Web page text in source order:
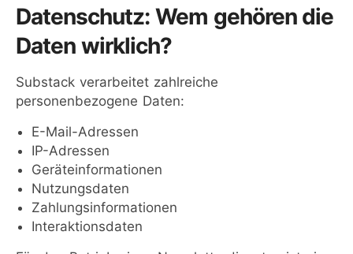
Datenschutz: Wem gehören die
Daten wirklich?
Substack verarbeitet zahlreiche
personenbezogene Daten:
E-Mail-Adressen
IP-Adressen
Geräteinformationen
Nutzungsdaten
Zahlungsinformationen
Interaktionsdaten